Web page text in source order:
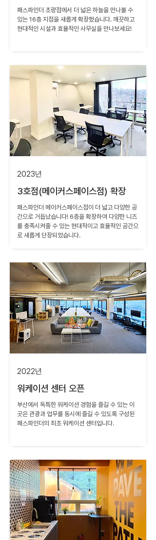
패스파인더 초량점에서 더 넓은 하늘을 만나볼 수
있는 16층 지점을 새롭게 확장했습니다. 깨끗하고
현대적인 시설과 효율적인 사무실을 만나보세요!
2023년
3호점(메이커스페이스점) 확장
패스파인더 메이커스페이스점이 더 넓고 다양한 공
간으로 거듭났습니다! 6층을 확장하여 다양한 니즈
를 충족시켜줄 수 있는 현대적이고 효율적인 공간으
로 새롭게 단장되었습니다.
2022년
​워케이션 센터 오픈
부산에서 독특한 워케이션 경험을 즐길 수 있는 이
곳은 관광과 업무를 동시에 즐길 수 있도록 구성된
패스파인더의 최초 워케이션 센터입니다.